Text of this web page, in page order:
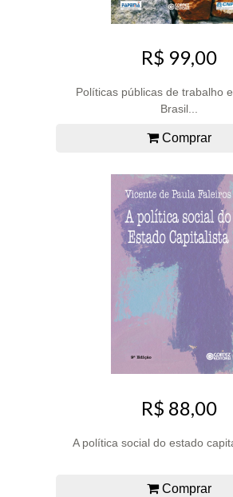
R$ 99,00
Políticas públicas de trabalho
Brasil...
Comprar
R$ 88,00
A política social do estado
Comprar